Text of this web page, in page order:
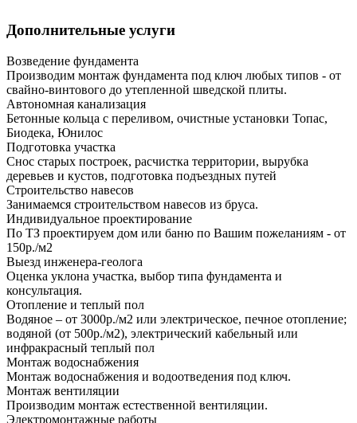
Дополнительные услуги
Возведение фундамента
Производим монтаж фундамента под ключ любых типов - от
свайно-винтового до утепленной шведской плиты.
Автономная канализация
Бетонные кольца с переливом, очистные установки Топас,
Биодека, Юнилос
Подготовка участка
Снос старых построек, расчистка территории, вырубка
деревьев и кустов, подготовка подъездных путей
Строительство навесов
Занимаемся строительством навесов из бруса.
Индивидуальное проектирование
По ТЗ проектируем дом или баню по Вашим пожеланиям - от
150р./м2
Выезд инженера-геолога
Оценка уклона участка, выбор типа фундамента и
консультация.
Отопление и теплый пол
Водяное – от 3000р./м2 или электрическое, печное отопление;
водяной (от 500р./м2), электрический кабельный или
инфракрасный теплый пол
Монтаж водоснабжения
Монтаж водоснабжения и водоотведения под ключ.
Монтаж вентиляции
Производим монтаж естественной вентиляции.
Электромонтажные работы